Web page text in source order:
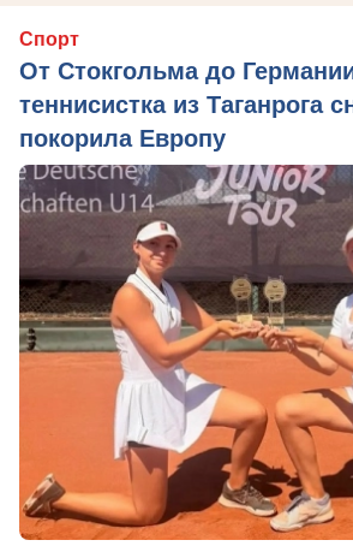
Спорт
От Стокгольма до
теннисистка из Таганрога
покорила Европу